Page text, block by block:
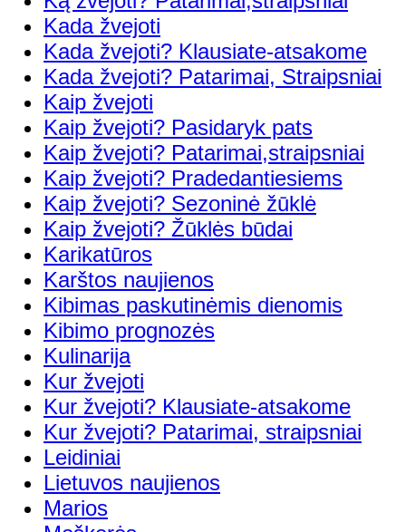
Kada žvejoti
Kada žvejoti? Klausiate-atsakome
Kada žvejoti? Patarimai, Straipsniai
Kaip žvejoti
Kaip žvejoti? Pasidaryk pats
Kaip žvejoti? Patarimai,straipsniai
Kaip žvejoti? Pradedantiesiems
Kaip žvejoti? Sezoninė žūklė
Kaip žvejoti? Žūklės būdai
Karikatūros
Karštos naujienos
Kibimas paskutinėmis dienomis
Kibimo prognozės
Kulinarija
Kur žvejoti
Kur žvejoti? Klausiate-atsakome
Kur žvejoti? Patarimai, straipsniai
Leidiniai
Lietuvos naujienos
Marios